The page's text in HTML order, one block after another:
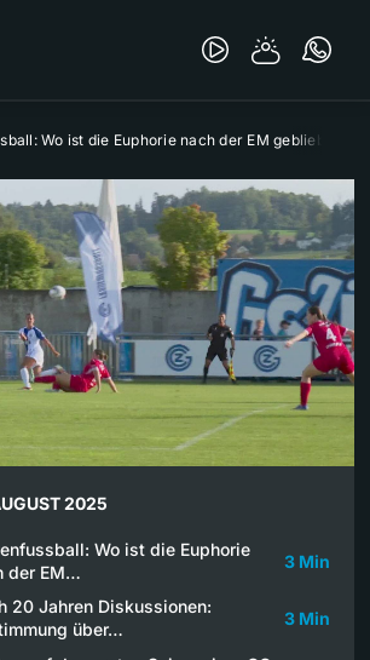
Wo ist die Euphorie nach der EM geblieben?
2025
Wo ist die Euphorie
der EM…
3 Min
20 Jahren Diskussionen:
über…
3 Min